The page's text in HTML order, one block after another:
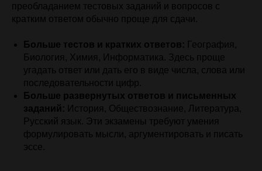
преобладанием тестовых заданий и вопросов с
кратким ответом обычно проще для сдачи.
Больше тестов и кратких ответов: География,
Биология, Химия, Информатика. Здесь проще
угадать ответ или дать его в виде числа, слова или
последовательности цифр.
Больше развернутых ответов и письменных
заданий: История, Обществознание, Литература,
Русский язык. Эти экзамены требуют умения
формулировать мысли, аргументировать и писать
эссе.